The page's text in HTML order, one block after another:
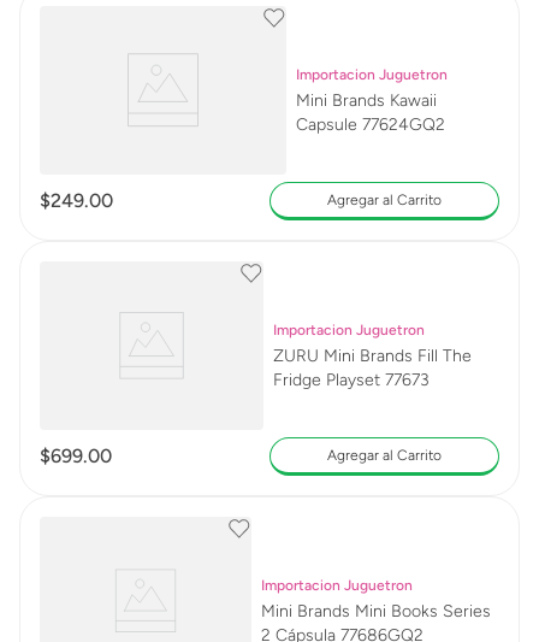
Importacion Juguetron
Mini Brands Kawaii
Capsule 77624GQ2
$249.00 Agregar al Carrito
Importacion Juguetron
ZURU Mini Brands Fill The
Fridge Playset 77673
$699.00 Agregar al Carrito
Importacion Juguetron
Mini Brands Mini Books Series
2 Cápsula 77686GQ2